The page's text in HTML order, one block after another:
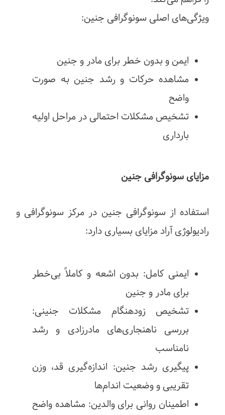
ویژگی‌های اصلی سونوگرافی جنین:
ایمن و بدون خطر برای مادر و جنین
مشاهده حرکات و رشد جنین به صورت
واضح
تشخیص مشکلات احتمالی در مراحل اولیه
بارداری
مزایای سونوگرافی جنین
استفاده از سونوگرافی جنین در مرکز سونوگرافی و
رادیولوژی آراد مزایای بسیاری دارد:
ایمنی کامل: بدون اشعه و کاملاً بی‌خطر
برای مادر و جنین
تشخیص زودهنگام مشکلات جنینی:
بررسی ناهنجاری‌های مادرزادی و رشد
نامناسب
پیگیری رشد جنین: اندازه‌گیری قد، وزن
تقریبی و وضعیت اندام‌ها
اطمینان روانی برای والدین: مشاهده واضح